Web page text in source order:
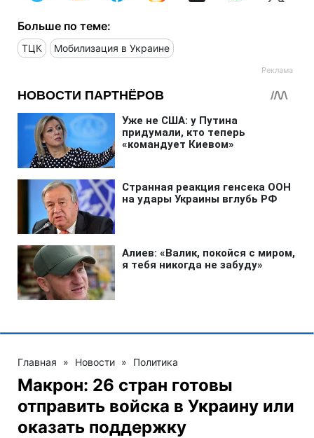
Больше по теме:
ТЦК Мобилизация в Украине
Главная » Новости » Политика
Макрон: 26 стран готовы
отправить войска в Украину или
оказать поддержку